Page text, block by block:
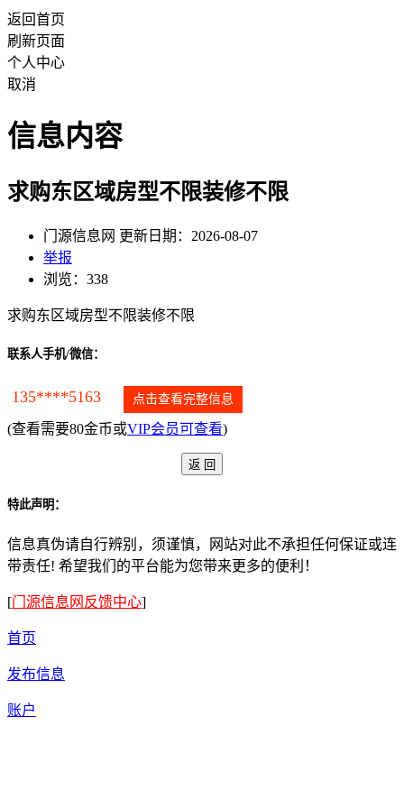
返回首页
刷新页面
个人中心
取消
信息内容
求购东区域房型不限装修不限
门源信息网 更新日期：2026-08-07
举报
浏览：338
求购东区域房型不限装修不限
联系人手机/微信：
135****5163 点击查看完整信息
(查看需要80金币或VIP会员可查看)
特此声明：
信息真伪请自行辨别，须谨慎，网站对此不承担任何保证或连
带责任! 希望我们的平台能为您带来更多的便利！
[门源信息网反馈中心]
首页
发布信息
账户